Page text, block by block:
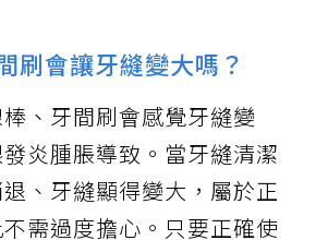
刷會讓牙縫變大嗎？
、牙間刷會感覺牙縫變
炎腫脹導致。當牙縫清潔
、牙縫顯得變大，屬於正
需過度擔心。只要正確使